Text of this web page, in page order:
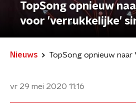
TopSong opnieuw
voor 'verrukkelijke'
Nieuws
vr 29 mei 2020 11:16